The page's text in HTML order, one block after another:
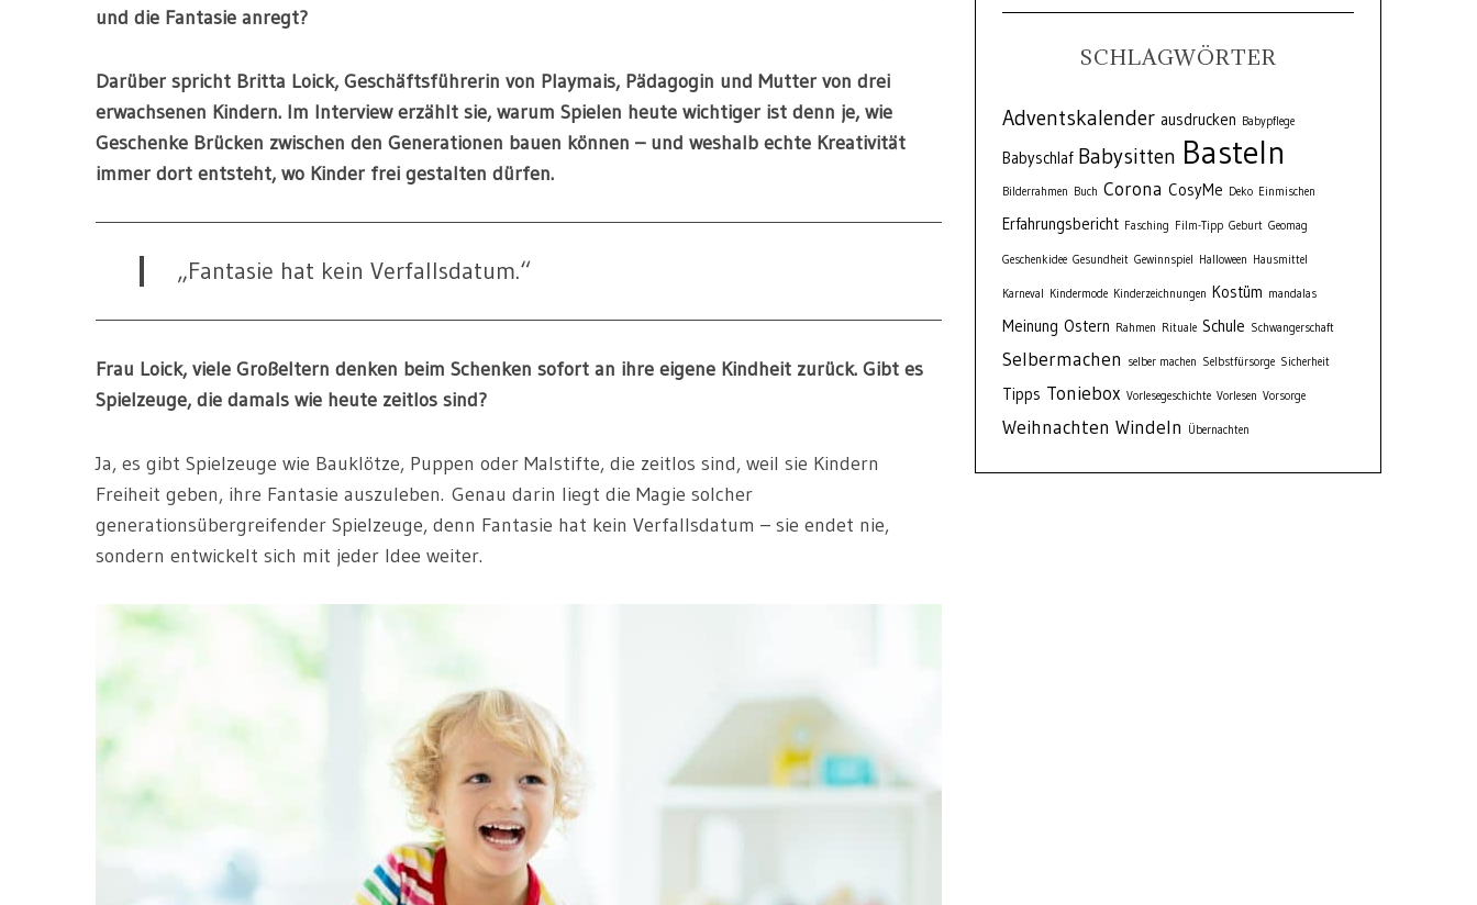
und die Fantasie anregt?
Darüber spricht Britta Loick, Geschäftsführerin von Playmais, Pädagogin und Mutter von drei
erwachsenen Kindern. Im Interview erzählt sie, warum Spielen heute wichtiger ist denn je, wie
Geschenke Brücken zwischen den Generationen bauen können – und weshalb echte Kreativität
immer dort entsteht, wo Kinder frei gestalten dürfen.
„Fantasie hat kein Verfallsdatum.“
Frau Loick, viele Großeltern denken beim Schenken sofort an ihre eigene Kindheit zurück. Gibt es
Spielzeuge, die damals wie heute zeitlos sind?
Ja, es gibt Spielzeuge wie Bauklötze, Puppen oder Malstifte, die zeitlos sind, weil sie Kindern
Freiheit geben, ihre Fantasie auszuleben. Genau darin liegt die Magie solcher
generationsübergreifender Spielzeuge, denn Fantasie hat kein Verfallsdatum – sie endet nie,
sondern entwickelt sich mit jeder Idee weiter.
SCHLAGWÖRTER
Adventskalender ausdrucken Babypflege
Babyschlaf Babysitten Basteln
Bilderrahmen Buch Corona CosyMe Deko Einmischen
Erfahrungsbericht Fasching Film-Tipp Geburt Geomag
Geschenkidee Gesundheit Gewinnspiel Halloween Hausmittel
Karneval Kindermode Kinderzeichnungen Kostüm mandalas
Meinung Ostern Rahmen Rituale Schule Schwangerschaft
Selbermachen selber machen Selbstfürsorge Sicherheit
Tipps Toniebox Vorlesegeschichte Vorlesen Vorsorge
Weihnachten Windeln Übernachten